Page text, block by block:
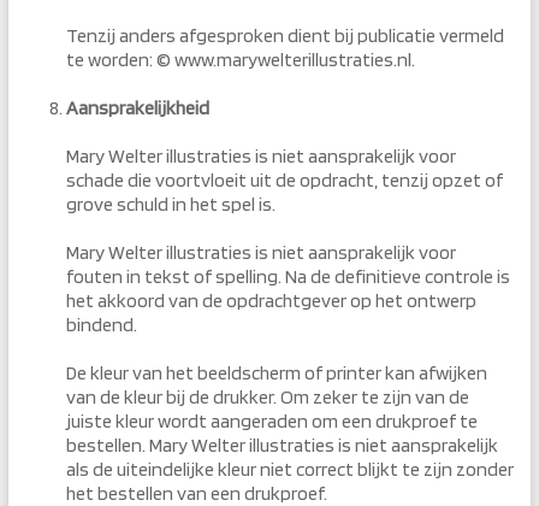
Tenzij anders afgesproken dient bij publicatie vermeld
te worden: © www.marywelterillustraties.nl.
Aansprakelijkheid
Mary Welter illustraties is niet aansprakelijk voor
schade die voortvloeit uit de opdracht, tenzij opzet of
grove schuld in het spel is.
Mary Welter illustraties is niet aansprakelijk voor
fouten in tekst of spelling. Na de definitieve controle is
het akkoord van de opdrachtgever op het ontwerp
bindend.
De kleur van het beeldscherm of printer kan afwijken
van de kleur bij de drukker. Om zeker te zijn van de
juiste kleur wordt aangeraden om een drukproef te
bestellen. Mary Welter illustraties is niet aansprakelijk
als de uiteindelijke kleur niet correct blijkt te zijn zonder
het bestellen van een drukproef.